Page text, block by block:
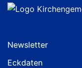
Newsletter
Eckdaten